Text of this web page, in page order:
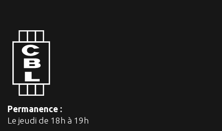
Permanence :
Le jeudi de 18h à 19h